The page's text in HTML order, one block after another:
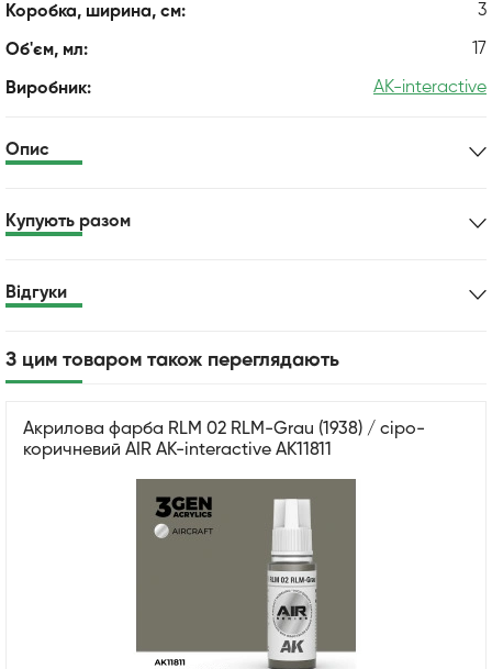
Коробка, ширина, см: 3
Об'єм, мл: 17
Виробник: AK-interactive
Опис
Купують разом
Відгуки
З цим товаром також переглядають
Акрилова фарба RLM 02 RLM-Grau (1938) / сіро-
коричневий AIR АК-interactive AK11811